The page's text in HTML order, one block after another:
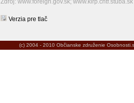
Zdroj: www.foreign.gov.sk; www.kirp.chtf.stuba.sk
Verzia pre tlač
(c) 2004 - 2010 Občianske združenie